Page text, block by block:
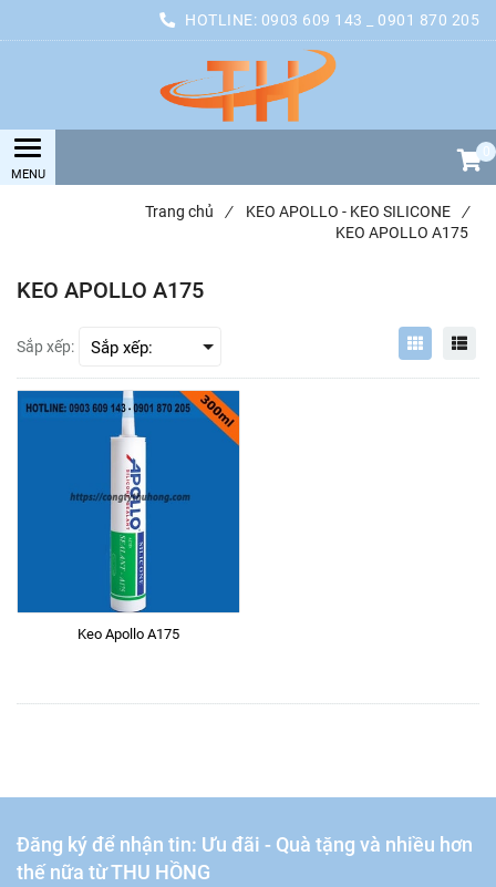
HOTLINE: 0903 609 143 _ 0901 870 205
0
Trang chủ / KEO APOLLO - KEO SILICONE
/
KEO APOLLO A175
KEO APOLLO A175
Sắp xếp:
Keo Apollo A175
Đăng ký để nhận tin: Ưu đãi - Quà tặng và nhiều hơn
thế nữa từ THU HỒNG